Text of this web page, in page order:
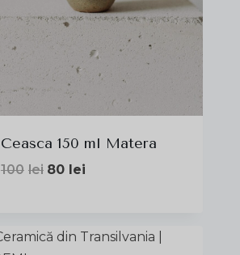
Ceasca 150 ml Matera
100 lei Prețul
fost:
80 leiPrețul
80lei.